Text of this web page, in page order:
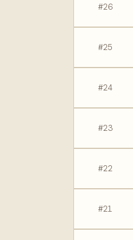
#26
#25
#24
#23
#22
#21